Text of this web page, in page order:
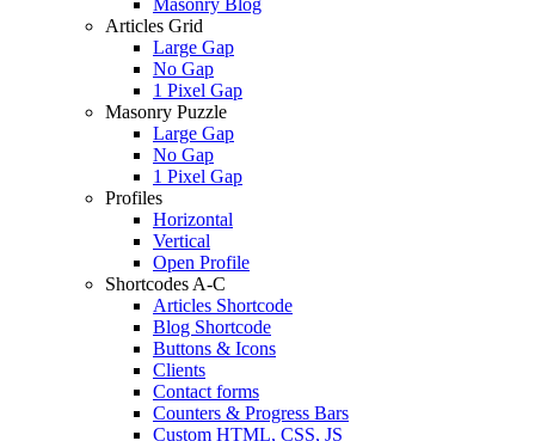
Articles Grid
Large Gap
No Gap
1 Pixel Gap
Masonry Puzzle
Large Gap
No Gap
1 Pixel Gap
Profiles
Horizontal
Vertical
Open Profile
Shortcodes A-C
Articles Shortcode
Blog Shortcode
Buttons & Icons
Clients
Contact forms
Counters & Progress Bars
Custom HTML, CSS, JS